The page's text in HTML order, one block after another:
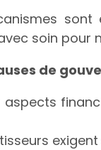
soin pour
de
aspects